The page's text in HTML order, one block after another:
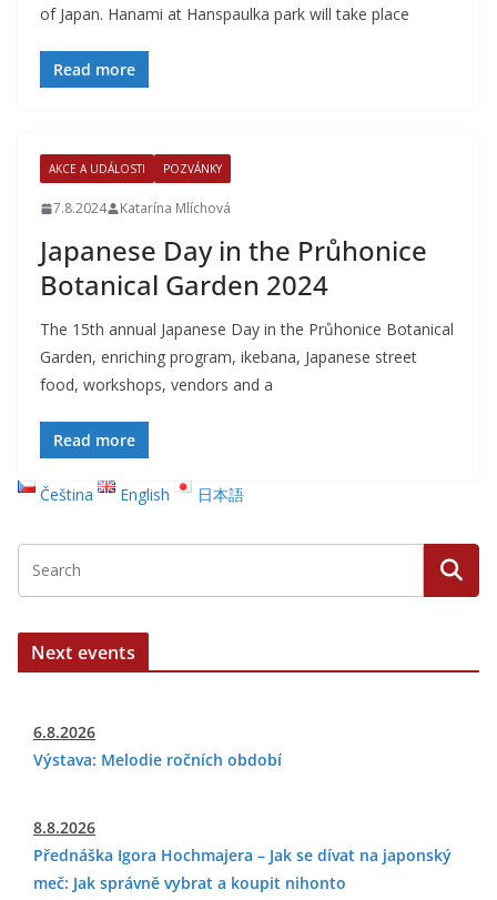
of Japan. Hanami at Hanspaulka park will take place
Read more
AKCE A UDÁLOSTI POZVÁNKY
7.8.2024 Katarína Mlíchová
Japanese Day in the Průhonice
Botanical Garden 2024
The 15th annual Japanese Day in the Průhonice Botanical
Garden, enriching program, ikebana, Japanese street
food, workshops, vendors and a
Read more
Čeština English 日本語
Next events
6.8.2026
Výstava: Melodie ročních období
8.8.2026
Přednáška Igora Hochmajera – Jak se dívat na japonský
meč: Jak správně vybrat a koupit nihonto